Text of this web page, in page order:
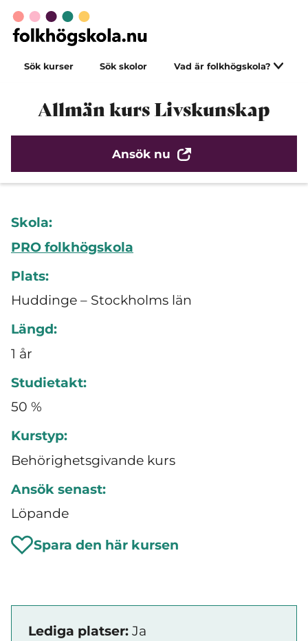
Sök kurser Sök skolor Vad är folkhögskola?
Allmän kurs Livskunskap
Ansök nu
Skola:
PRO folkhögskola
Plats:
Huddinge – Stockholms län
Längd:
1 år
Studietakt:
50 %
Kurstyp:
Behörighetsgivande kurs
Ansök senast:
Löpande
Spara den här kursen
Lediga platser: Ja